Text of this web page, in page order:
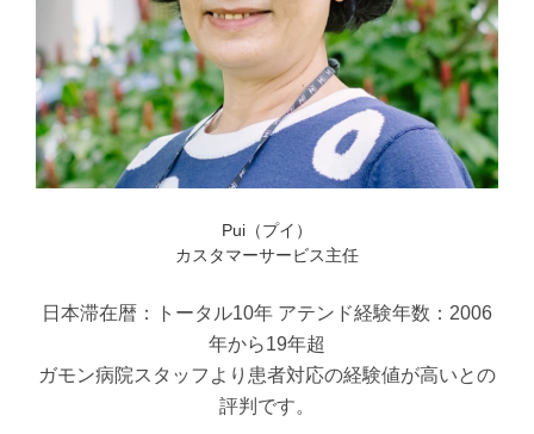
Pui（プイ）
カスタマーサービス主任
日本滞在暦：トータル10年 アテンド経験年数：2006
年から19年超
ガモン病院スタッフより患者対応の経験値が高いとの
評判です。